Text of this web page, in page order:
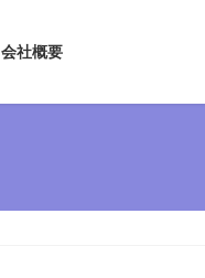
会社概要